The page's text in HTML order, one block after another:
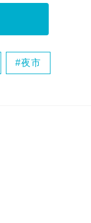
夜市